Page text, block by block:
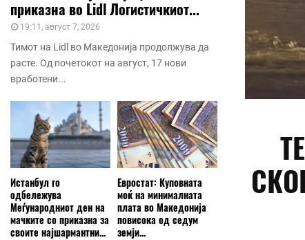
приказна во Lidl Логистичкиот...
19:11, август 7, 2026
Тимот на Lidl во Македонија продолжува да
расте. Од почетокот на август, 17 нови
вработени...
Истанбул го
одбележува
Меѓународниот ден на
мачките со приказна за
своите најшармантни...
Евростат: Куповната
моќ на минималната
плата во Македонија
повисока од седум
земји...